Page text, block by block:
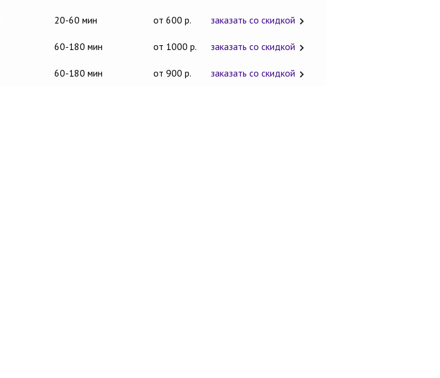
20-60 мин от 600 р. заказать со скидкой
60-180 мин от 1000 р. заказать со скидкой
60-180 мин от 900 р. заказать со скидкой